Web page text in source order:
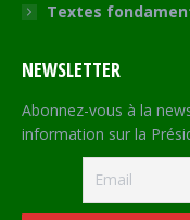
Textes
NEWSLETTER
Abonnez-vous à la
information sur la